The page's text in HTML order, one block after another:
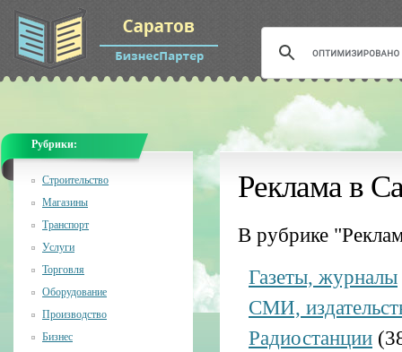
Реклама в
В рубрике
Газеты, журналы
СМИ,
Радиостанции
Рубрики:
Строительство
Магазины
Транспорт
Услуги
Торговля
Оборудование
Производство
Бизнес